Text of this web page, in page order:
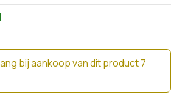
bij aankoop van dit product 7